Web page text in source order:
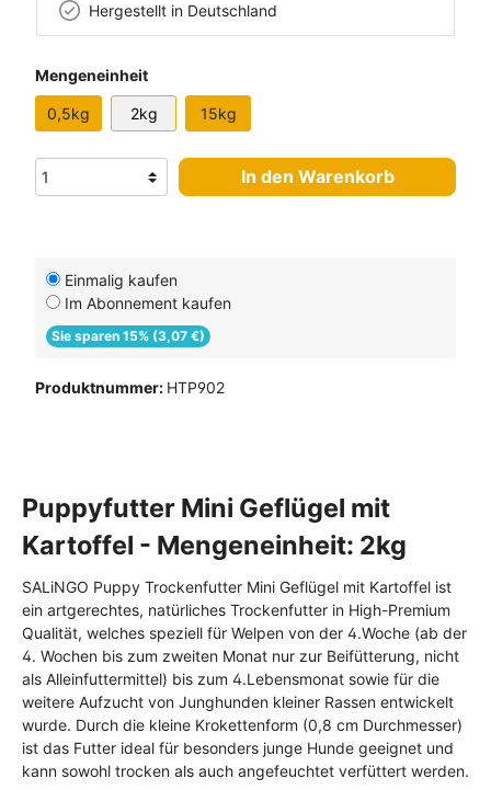
Hergestellt in Deutschland
Mengeneinheit
0,5kg 2kg 15kg
In den Warenkorb
Einmalig kaufen
Im Abonnement kaufen
Sie sparen 15% (3,07 €)
Produktnummer: HTP902
Puppyfutter Mini Geflügel mit
Kartoffel - Mengeneinheit: 2kg
SALiNGO Puppy Trockenfutter Mini Geflügel mit Kartoffel ist
ein artgerechtes, natürliches Trockenfutter in High-Premium
Qualität, welches speziell für Welpen von der 4.Woche (ab der
4. Wochen bis zum zweiten Monat nur zur Beifütterung, nicht
als Alleinfuttermittel) bis zum 4.Lebensmonat sowie für die
weitere Aufzucht von Junghunden kleiner Rassen entwickelt
wurde. Durch die kleine Krokettenform (0,8 cm Durchmesser)
ist das Futter ideal für besonders junge Hunde geeignet und
kann sowohl trocken als auch angefeuchtet verfüttert werden.